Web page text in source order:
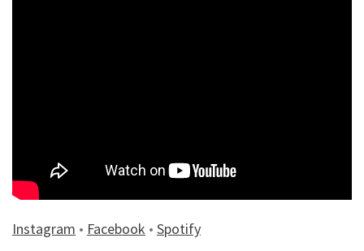
Instagram • Facebook • Spotify